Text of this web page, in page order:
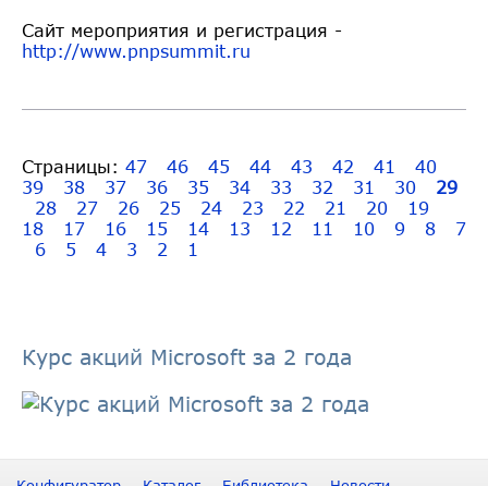
Сайт мероприятия и регистрация -
http://www.pnpsummit.ru
Страницы: 47 46 45 44 43 42 41
40
39
38 37 36 35 34 33 32 31 30
29
28
27 26 25 24 23 22 21 20
19
18
17 16 15 14 13 12 11 10 9 8
7
6
5 4 3 2 1
Курс акций Microsoft за 2 года